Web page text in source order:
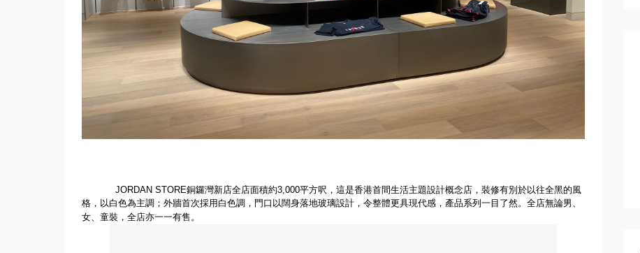
JORDAN STORE銅鑼灣新店全店面積約3,000平方呎， 這是香港首間生活主題設計概念店，裝修有別於以往全黑的風
格， 以白色為主調；外牆首次採用白色調，門口以闊身落地玻璃設計， 令整體更具現代感，產品系列一目了然。全店無論男、
女、童裝， 全店亦一一有售。